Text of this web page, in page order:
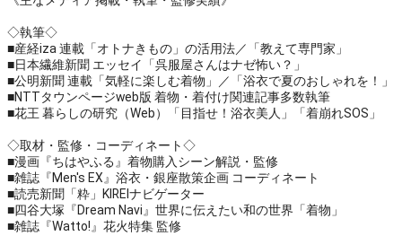
◇執筆◇
■産経iza 連載「オトナきもの」の活用法／「教えて専門家」
■日本繊維新聞 エッセイ「呉服屋さんはナゼ怖い？」
■公明新聞 連載「気軽に楽しむ着物」／「浴衣で夏のおしゃれを！」
■NTTタウンページweb版 着物・着付け関連記事多数執筆
■花王 暮らしの研究（Web）「目指せ！浴衣美人」「着崩れSOS」
◇取材・監修・コーディネート◇
■漫画『ちはやふる』着物購入シーン解説・監修
■雑誌『Men's EX』浴衣・銀座散策企画 コーディネート
■読売新聞「粋」KIREIナビゲーター
■四谷大塚『Dream Navi』世界に伝えたい和の世界「着物」
■雑誌『Watto!』花火特集 監修